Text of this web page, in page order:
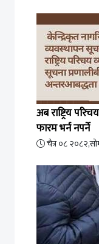
अब राष्ट्रिय
फारम भर्न नपर्ने
चैत्र ०८